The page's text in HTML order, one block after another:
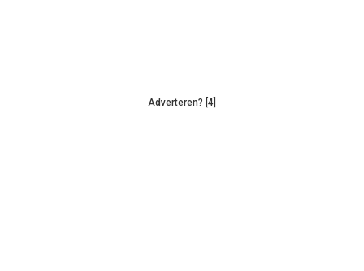
Adverteren? [4]